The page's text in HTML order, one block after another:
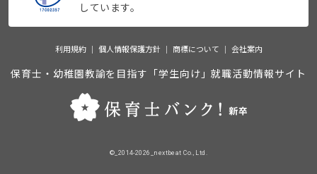
しています。
利用規約 個人情報保護方針 商標について 会社案内
保育士・幼稚園教諭を目指す「学生向け」就職活動情報サイト
©_2014-2026_nextbeat Co., Ltd.